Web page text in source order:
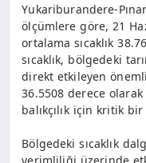
Yukariburandere-
ölçümlere göre, 21
ortalama sıcaklık
sıcaklık, bölgedeki
direkt etkileyen
36.5508 derece
balıkçılık için kritik
Bölgedeki sıcaklık